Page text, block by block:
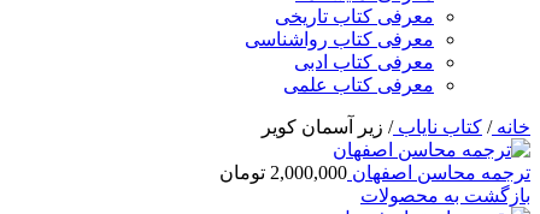
معرفی کتاب تاریخی
معرفی کتاب رواشناسی
معرفی کتاب ادبی
معرفی کتاب علمی
خانه/ کتاب نایاب/ زیر آسمان کویر
ترجمه محاسن اصفهان 2,000,000 تومان
بازگشت به محصولات